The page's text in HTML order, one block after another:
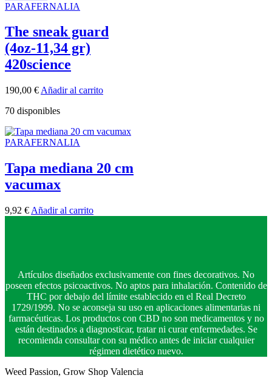
PARAFERNALIA
The sneak guard
(4oz-11,34 gr)
420science
190,00 € Añadir al carrito
70 disponibles
PARAFERNALIA
Tapa mediana 20 cm
vacumax
9,92 € Añadir al carrito
Artículos diseñados exclusivamente con fines decorativos. No
poseen efectos psicoactivos. No aptos para inhalación. Contenido de
THC por debajo del límite establecido en el Real Decreto
1729/1999. No se aconseja su uso en aplicaciones alimentarias ni
farmacéuticas. Los productos con CBD no son medicamentos y no
están destinados a diagnosticar, tratar ni curar enfermedades. Se
recomienda consultar con su médico antes de iniciar cualquier
régimen dietético nuevo.
Weed Passion, Grow Shop Valencia